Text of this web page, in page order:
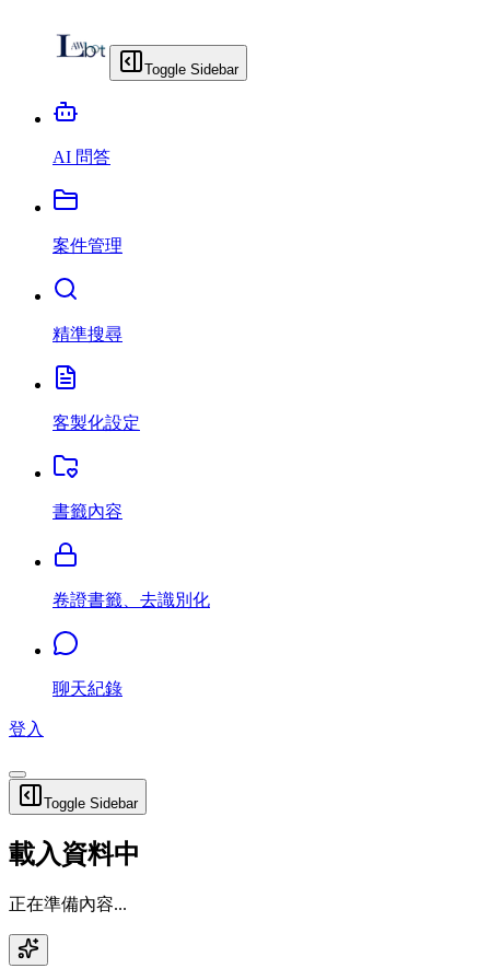
Toggle Sidebar
AI 問答
案件管理
精準搜尋
客製化設定
書籤內容
卷證書籤、去識別化
聊天紀錄
登入
Toggle Sidebar
載入資料中
正在準備內容...